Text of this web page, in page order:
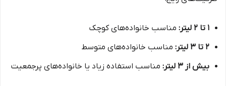
۱ تا ۲ لیتر:
مناسب خانواده‌های کوچک
۲ تا ۳ لیتر:
مناسب خانواده‌های متوسط
بیش از ۳ لیتر:
مناسب استفاده زیاد یا خانواده‌های پرجمعیت